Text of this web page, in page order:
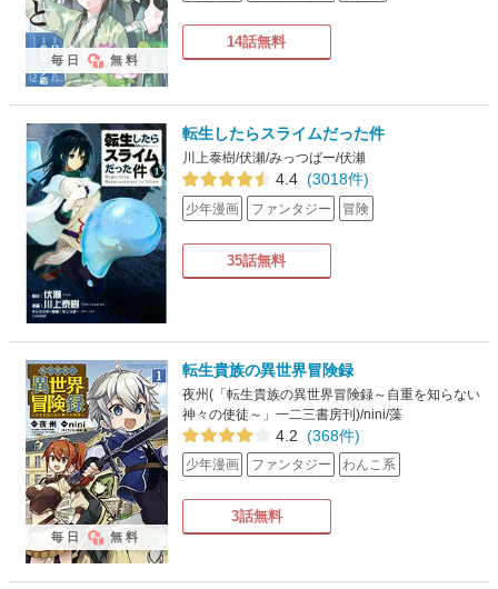
14話無料
毎日 無料
転生したらスライムだった件
川上泰樹/伏瀬/みっつばー/伏瀬
4.4 (3018件)
少年漫画 ファンタジー 冒険
35話無料
転生貴族の異世界冒険録
夜州(「転生貴族の異世界冒険録～自重を知らない
神々の使徒～」一二三書房刊)/nini/藻
4.2 (368件)
少年漫画 ファンタジー わんこ系
3話無料
毎日 無料